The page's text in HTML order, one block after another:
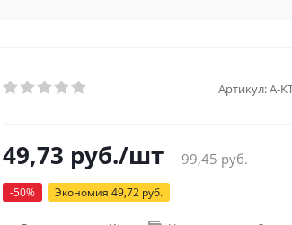
Артикул:A-
49,73 руб./шт 99,45руб.
-50% Экономия 49,72 руб.